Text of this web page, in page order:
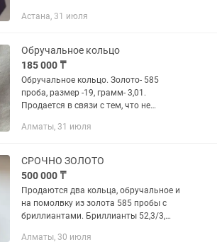
Астана, 31 июля
Обручальное кольцо
185 000 ₸
Обручальное кольцо. Золото- 585
проба, размер -19, грамм- 3,01.
Продается в связи с тем, что не
( не базар, не масс маркет).
Алматы, 31 июля
СРОЧНО ЗОЛОТО
500 000 ₸
Продаются два кольца, обручальное и
на помолвку из золота 585 пробы с
бриллиантами. Бриллианты 52,3/3,
Элегантный классический дизайн,
Алматы, 30 июля